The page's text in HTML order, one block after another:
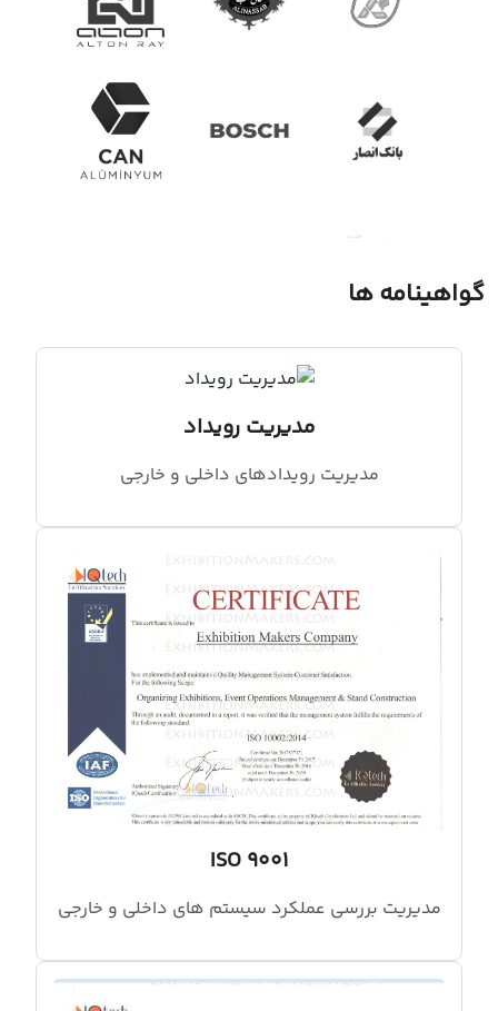
گواهینامه ها
مدیریت رویداد
مدیریت رویدادهای داخلی و خارجی
ISO 9001
مدیریت بررسی عملکرد سیستم های داخلی و خارجی